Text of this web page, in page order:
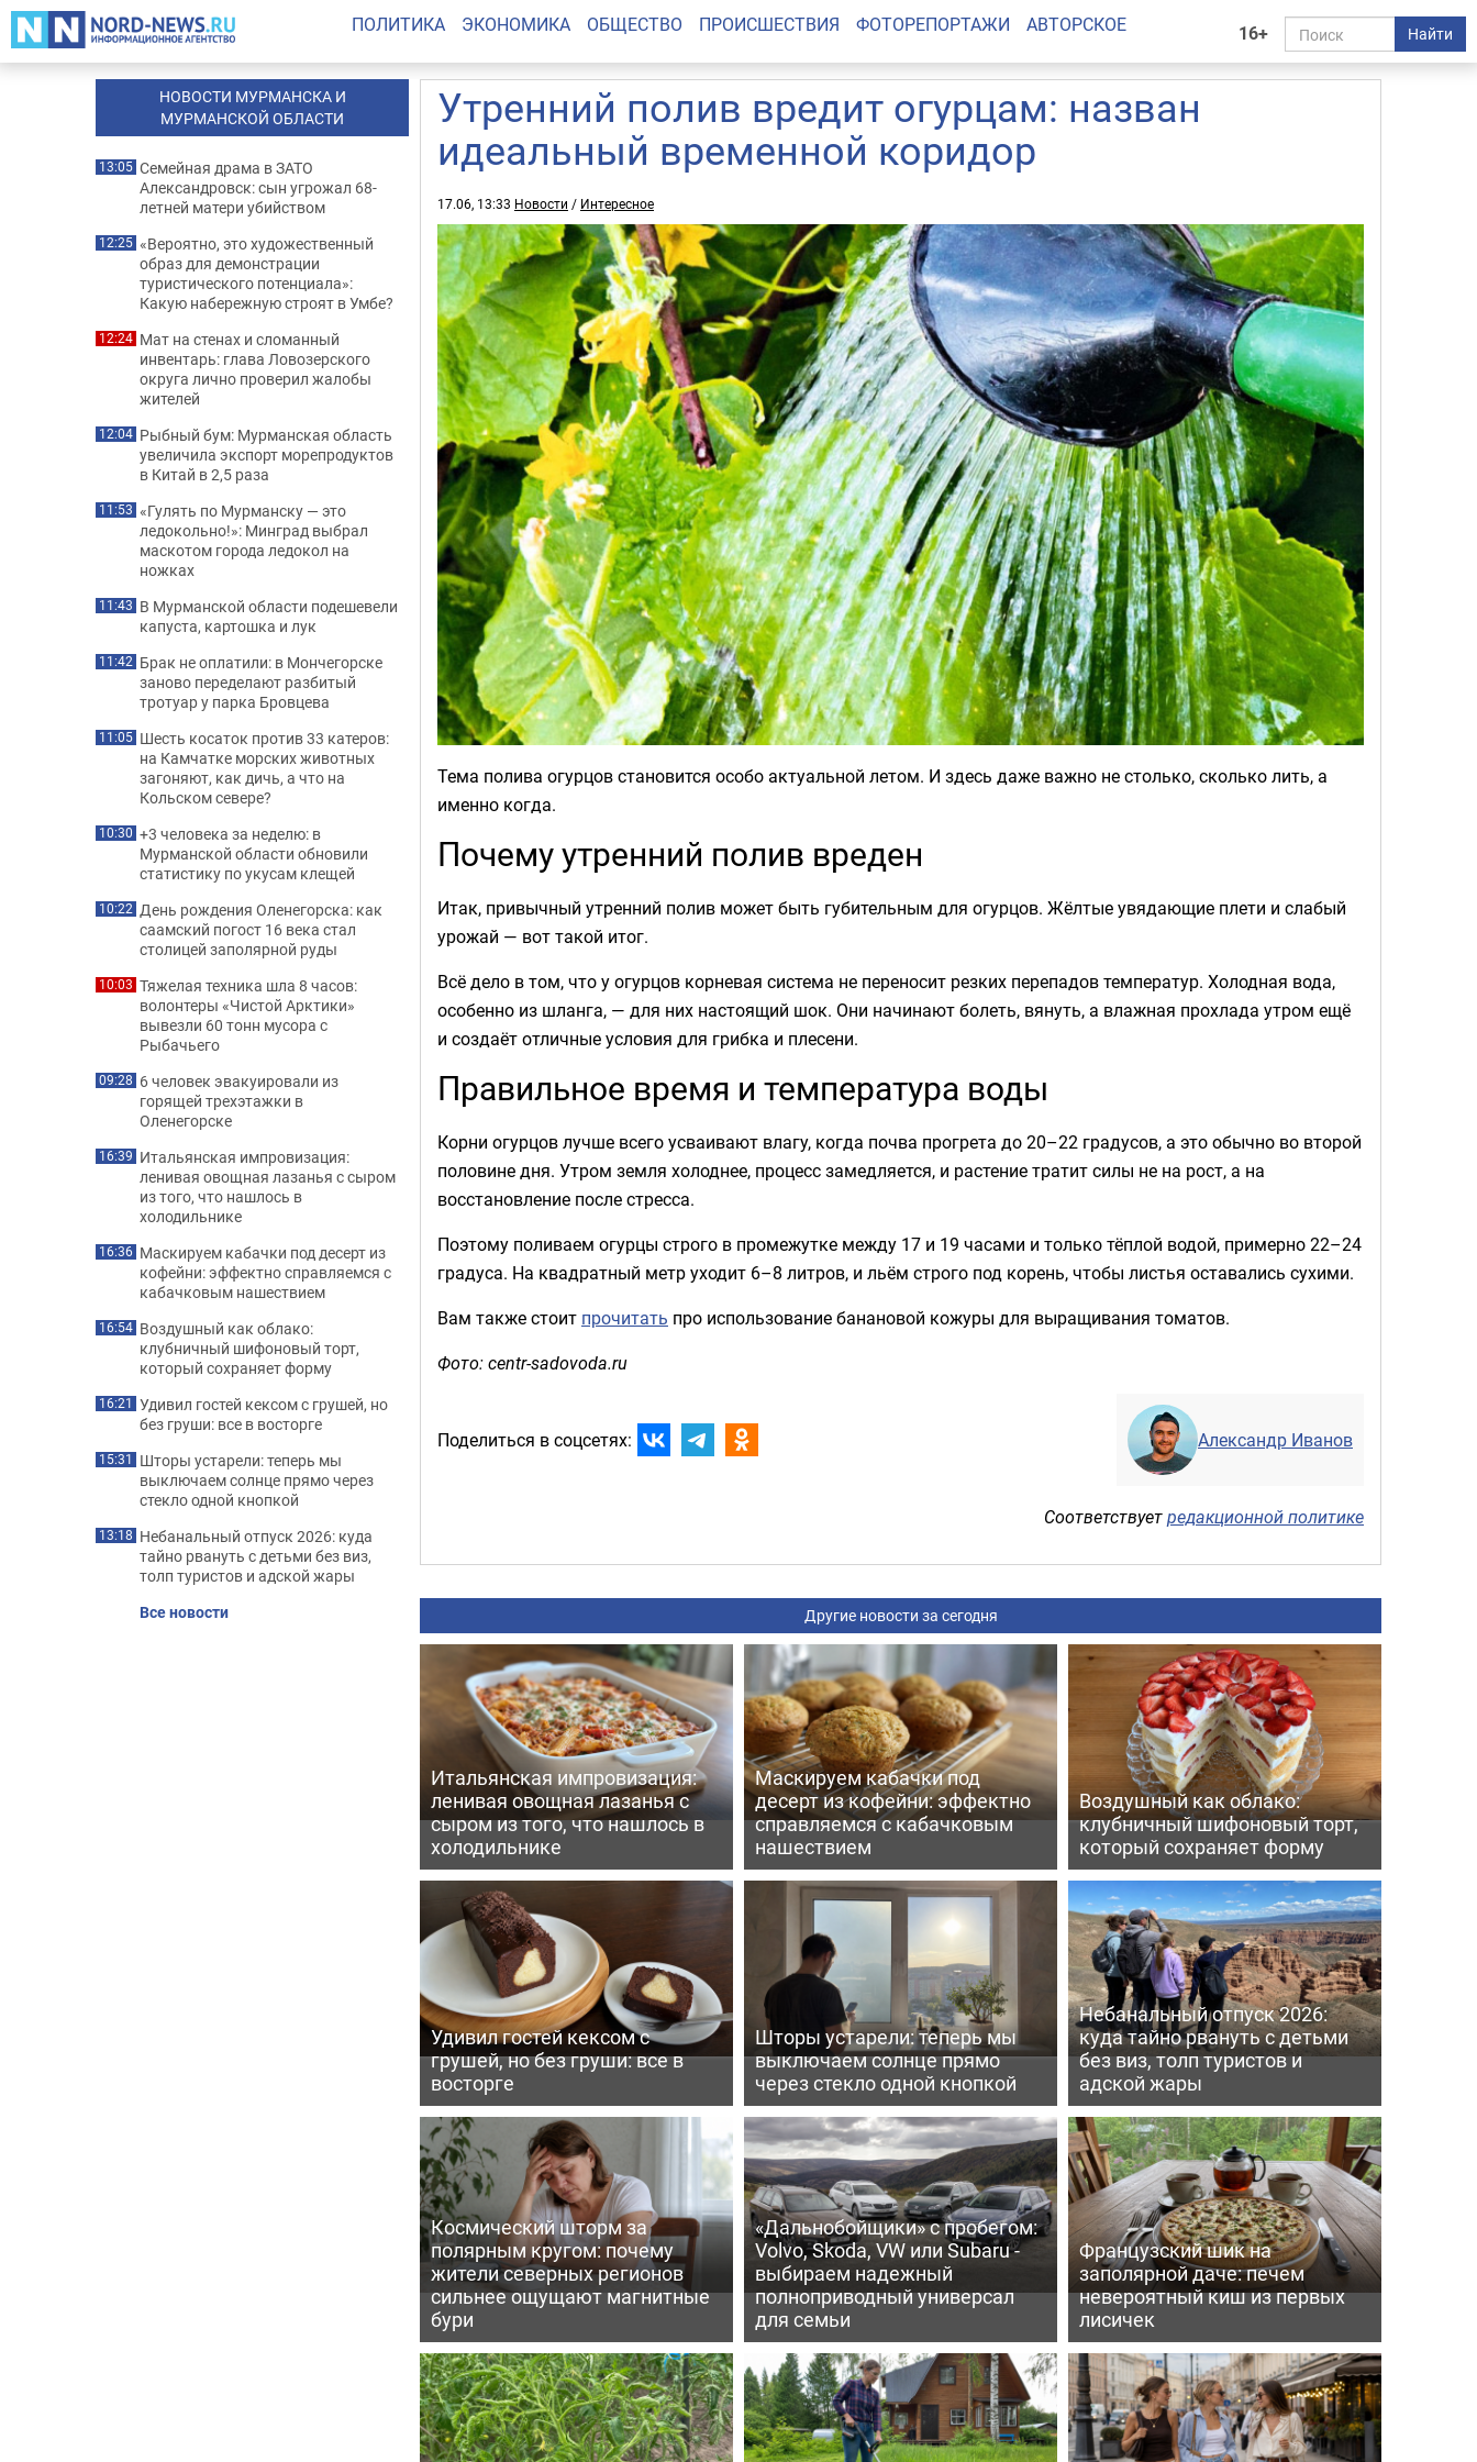
16+ Найти
ПОЛИТИКА ЭКОНОМИКА ОБЩЕСТВО ПРОИСШЕСТВИЯ ФОТОРЕПОРТАЖИ АВТОРСКОЕ
Утренний полив вредит огурцам: назван
идеальный временной коридор
17.06, 13:33 Новости / Интересное
Тема полива огурцов становится особо актуальной летом. И здесь даже важно не столько, сколько лить, а
именно когда.
Почему утренний полив вреден
Итак, привычный утренний полив может быть губительным для огурцов. Жёлтые увядающие плети и слабый
урожай — вот такой итог.
Всё дело в том, что у огурцов корневая система не переносит резких перепадов температур. Холодная вода,
особенно из шланга, — для них настоящий шок. Они начинают болеть, вянуть, а влажная прохлада утром ещё
и создаёт отличные условия для грибка и плесени.
Правильное время и температура воды
Корни огурцов лучше всего усваивают влагу, когда почва прогрета до 20–22 градусов, а это обычно во второй
половине дня. Утром земля холоднее, процесс замедляется, и растение тратит силы не на рост, а на
восстановление после стресса.
Поэтому поливаем огурцы строго в промежутке между 17 и 19 часами и только тёплой водой, примерно 22–24
градуса. На квадратный метр уходит 6–8 литров, и льём строго под корень, чтобы листья оставались сухими.
Вам также стоит прочитать про использование банановой кожуры для выращивания томатов.
Фото: centr-sadovoda.ru
Поделиться в соцсетях: Александр Иванов
Соответствуетредакционной политике
Другие новости за сегодня
Итальянская импровизация:
ленивая овощная лазанья с
сыром из того, что нашлось в
холодильнике
Маскируем кабачки под
десерт из кофейни: эффектно
справляемся с кабачковым
нашествием
Воздушный как облако:
клубничный шифоновый торт,
который сохраняет форму
Удивил гостей кексом с
грушей, но без груши: все в
восторге
Шторы устарели: теперь мы
выключаем солнце прямо
через стекло одной кнопкой
Небанальный отпуск 2026:
куда тайно рвануть с детьми
без виз, толп туристов и
адской жары
Космический шторм за
полярным кругом: почему
жители северных регионов
сильнее ощущают магнитные
бури
«Дальнобойщики» с пробегом:
Volvo, Skoda, VW или Subaru -
выбираем надежный
полноприводный универсал
для семьи
Французский шик на
заполярной даче: печем
невероятный киш из первых
лисичек
НОВОСТИ МУРМАНСКА И
МУРМАНСКОЙ ОБЛАСТИ
13:05 Семейная драма в ЗАТО
Александровск: сын угрожал 68-
летней матери убийством
12:25 «Вероятно, это художественный
образ для демонстрации
туристического потенциала»:
Какую набережную строят в Умбе?
12:24 Мат на стенах и сломанный
инвентарь: глава Ловозерского
округа лично проверил жалобы
жителей
12:04 Рыбный бум: Мурманская область
увеличила экспорт морепродуктов
в Китай в 2,5 раза
11:53 «Гулять по Мурманску — это
ледокольно!»: Минград выбрал
маскотом города ледокол на
ножках
11:43 В Мурманской области подешевели
капуста, картошка и лук
11:42 Брак не оплатили: в Мончегорске
заново переделают разбитый
тротуар у парка Бровцева
11:05 Шесть косаток против 33 катеров:
на Камчатке морских животных
загоняют, как дичь, а что на
Кольском севере?
10:30 +3 человека за неделю: в
Мурманской области обновили
статистику по укусам клещей
10:22 День рождения Оленегорска: как
саамский погост 16 века стал
столицей заполярной руды
10:03 Тяжелая техника шла 8 часов:
волонтеры «Чистой Арктики»
вывезли 60 тонн мусора с
Рыбачьего
09:28 6 человек эвакуировали из
горящей трехэтажки в
Оленегорске
16:39 Итальянская импровизация:
ленивая овощная лазанья с сыром
из того, что нашлось в
холодильнике
16:36 Маскируем кабачки под десерт из
кофейни: эффектно справляемся с
кабачковым нашествием
16:54 Воздушный как облако:
клубничный шифоновый торт,
который сохраняет форму
16:21 Удивил гостей кексом с грушей, но
без груши: все в восторге
15:31 Шторы устарели: теперь мы
выключаем солнце прямо через
стекло одной кнопкой
13:18 Небанальный отпуск 2026: куда
тайно рвануть с детьми без виз,
толп туристов и адской жары
Все новости